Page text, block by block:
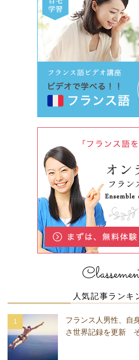
人気記事ランキ
フランス人男性、自
さ世界記録を更新